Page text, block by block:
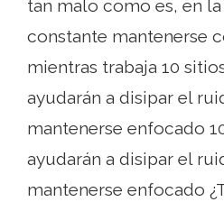
tan malo como es, en
constante mantenerse
mientras trabaja 10
ayudarán a disipar el
mantenerse enfocado
ayudarán a disipar el
mantenerse enfocado